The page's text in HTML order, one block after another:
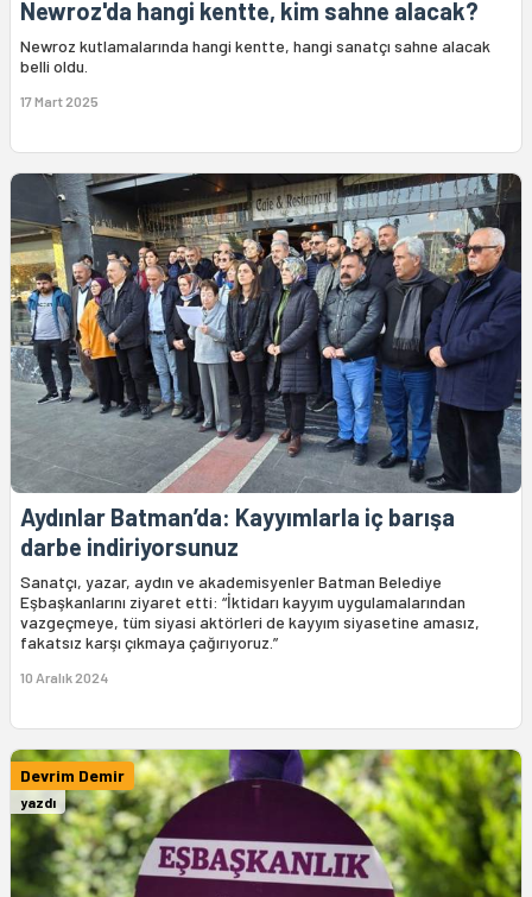
Newroz'da hangi kentte, kim sahne alacak?
Newroz kutlamalarında hangi kentte, hangi sanatçı sahne alacak
belli oldu.
17 Mart 2025
Aydınlar Batman’da: Kayyımlarla iç barışa
darbe indiriyorsunuz
Sanatçı, yazar, aydın ve akademisyenler Batman Belediye
Eşbaşkanlarını ziyaret etti: “İktidarı kayyım uygulamalarından
vazgeçmeye, tüm siyasi aktörleri de kayyım siyasetine amasız,
fakatsız karşı çıkmaya çağırıyoruz.”
10 Aralık 2024
Devrim Demir
yazdı